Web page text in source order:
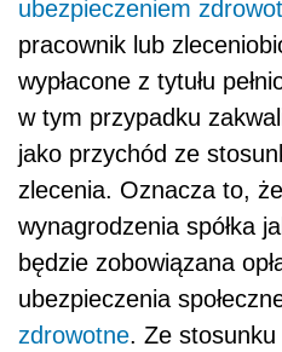
ubezpieczeniem
pracownik lub
wypłacone z tytułu
w tym przypadku
jako przychód ze
zlecenia. Oznacza to,
wynagrodzenia spółka
będzie zobowiązana
ubezpieczenia
zdrowotne. Ze